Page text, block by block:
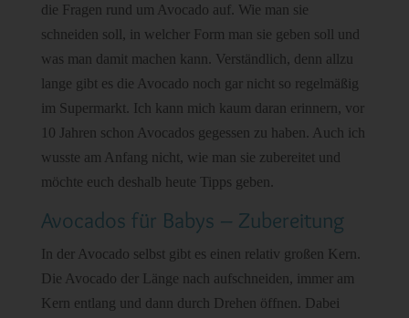
die Fragen rund um Avocado auf. Wie man sie
schneiden soll, in welcher Form man sie geben soll und
was man damit machen kann. Verständlich, denn allzu
lange gibt es die Avocado noch gar nicht so regelmäßig
im Supermarkt. Ich kann mich kaum daran erinnern, vor
10 Jahren schon Avocados gegessen zu haben. Auch ich
wusste am Anfang nicht, wie man sie zubereitet und
möchte euch deshalb heute Tipps geben.
Avocados für Babys – Zubereitung
In der Avocado selbst gibt es einen relativ großen Kern.
Die Avocado der Länge nach aufschneiden, immer am
Kern entlang und dann durch Drehen öffnen. Dabei